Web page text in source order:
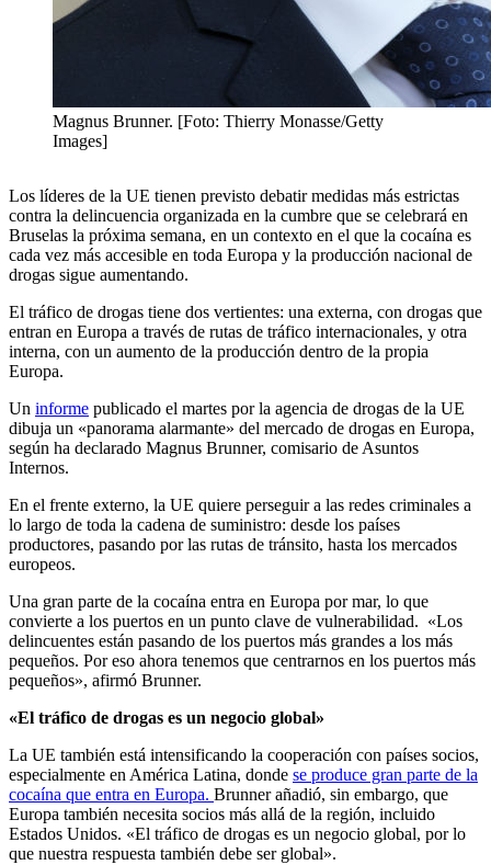
Magnus Brunner. [Foto: Thierry Monasse/Getty
Images]
Los líderes de la UE tienen previsto debatir medidas más estrictas
contra la delincuencia organizada en la cumbre que se celebrará en
Bruselas la próxima semana, en un contexto en el que la cocaína es
cada vez más accesible en toda Europa y la producción nacional de
drogas sigue aumentando.
El tráfico de drogas tiene dos vertientes: una externa, con drogas que
entran en Europa a través de rutas de tráfico internacionales, y otra
interna, con un aumento de la producción dentro de la propia
Europa.
Un informe publicado el martes por la agencia de drogas de la UE
dibuja un «panorama alarmante» del mercado de drogas en Europa,
según ha declarado Magnus Brunner, comisario de Asuntos
Internos.
En el frente externo, la UE quiere perseguir a las redes criminales a
lo largo de toda la cadena de suministro: desde los países
productores, pasando por las rutas de tránsito, hasta los mercados
europeos.
Una gran parte de la cocaína entra en Europa por mar, lo que
convierte a los puertos en un punto clave de vulnerabilidad. «Los
delincuentes están pasando de los puertos más grandes a los más
pequeños. Por eso ahora tenemos que centrarnos en los puertos más
pequeños», afirmó Brunner.
«El tráfico de drogas es un negocio global»
La UE también está intensificando la cooperación con países socios,
especialmente en América Latina, donde se produce gran parte de la
cocaína que entra en Europa. Brunner añadió, sin embargo, que
Europa también necesita socios más allá de la región, incluido
Estados Unidos. «El tráfico de drogas es un negocio global, por lo
que nuestra respuesta también debe ser global».